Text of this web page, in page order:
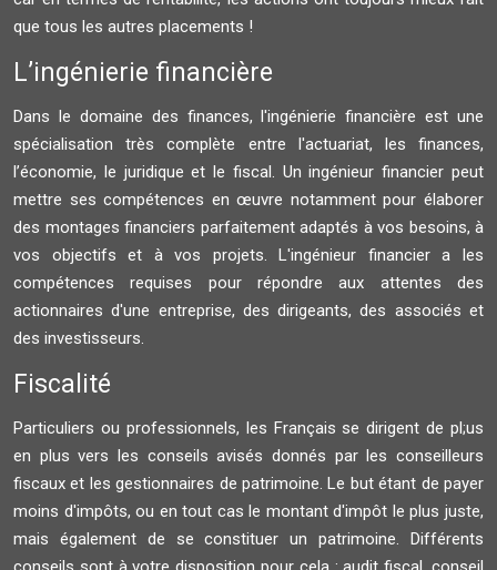
que tous les autres placements !
L’ingénierie financière
Dans le domaine des finances, l'ingénierie financière est une
spécialisation très complète entre l'actuariat, les finances,
l’économie, le juridique et le fiscal. Un ingénieur financier peut
mettre ses compétences en œuvre notamment pour élaborer
des montages financiers parfaitement adaptés à vos besoins, à
vos objectifs et à vos projets. L'ingénieur financier a les
compétences requises pour répondre aux attentes des
actionnaires d'une entreprise, des dirigeants, des associés et
des investisseurs.
Fiscalité
Particuliers ou professionnels, les Français se dirigent de pl;us
en plus vers les conseils avisés donnés par les conseilleurs
fiscaux et les gestionnaires de patrimoine. Le but étant de payer
moins d'impôts, ou en tout cas le montant d'impôt le plus juste,
mais également de se constituer un patrimoine. Différents